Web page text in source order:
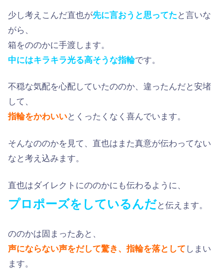
少し考えこんだ直也が先に言おうと思ってた と言いな
がら、
箱をののかに手渡します。
中にはキラキラ光る高そうな指輪です。
不穏な気配を心配していたののか、違ったんだと安堵
して、
指輪をかわいいとくったくなく喜んでいます。
そんなののかを見て、直也はまた真意が伝わってない
なと考え込みます。
直也はダイレクトにののかにも伝わるように、
プロポーズをしているんだと伝えます。
ののかは固まったあと、
声にならない声をだして驚き、指輪を落として しまい
ます。